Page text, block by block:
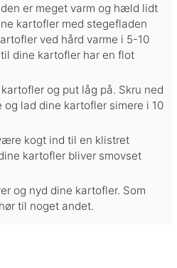
er meget varm og hæld lidt
kartofler med stegefladen
ved hård varme i 5-10
dine kartofler har en flot
og put låg på. Skru ned
og lad dine kartofler simere i 10
kogt ind til en klistret
kartofler bliver smovset
og nyd dine kartofler. Som
til noget andet.